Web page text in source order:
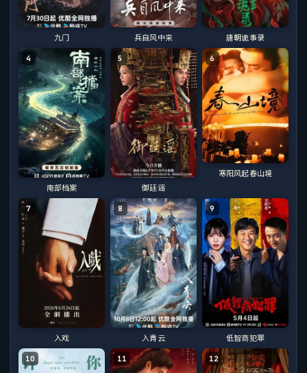
九门 兵自风中来 唐朝诡事录
4
南部档案
5
御廷谣
6
寒阳风起春山境
7
入戏
8
入青云
9
低智商犯罪
10 11 12